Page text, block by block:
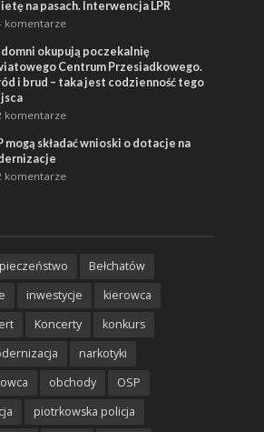
na pasach. Interwencja LPR
komentarze
okupują poczekalnię
Centrum Przesiadkowego.
i brud – taka jest codzienność tego
komentarze
mogą składać wnioski o dotacje na
komentarze
Bełchatów
inwestycje
kierowca
Koncerty
konkurs
narkotyki
obchody
OSP
piotrkowska policja